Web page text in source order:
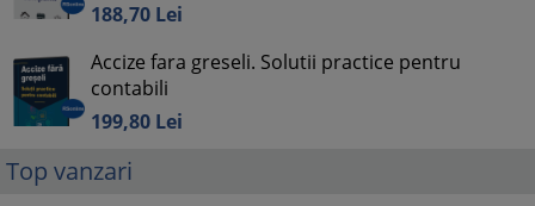
188,70 Lei
Accize fara greseli. Solutii practice pentru
contabili
199,80 Lei
Top vanzari